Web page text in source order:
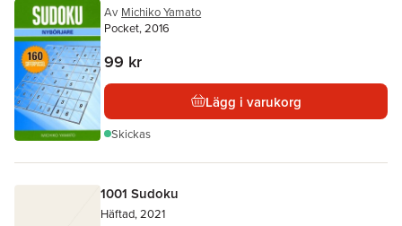
Av Michiko Yamato
Pocket, 2016
99 kr
Lägg i varukorg
Skickas
1001 Sudoku
Häftad, 2021